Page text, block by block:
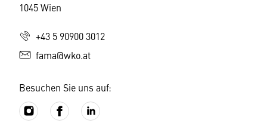
1045 Wien
+43 5 90900 3012
fama@wko.at
Besuchen Sie uns auf: